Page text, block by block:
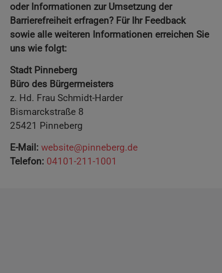
oder Informationen zur Umsetzung der
Barrierefreiheit erfragen? Für Ihr Feedback
sowie alle weiteren Informationen erreichen Sie
uns wie folgt:
Stadt Pinneberg
Büro des Bürgermeisters
z. Hd. Frau Schmidt-Harder
Bismarckstraße 8
25421 Pinneberg
E-Mail: website@pinneberg.de
Telefon: 04101-211-1001